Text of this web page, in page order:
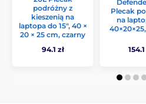
podróżny z
kieszenią na
laptopa do 15", 40 ×
20 × 25 cm, czarny
94.1 zł
Plecak
na
154.1